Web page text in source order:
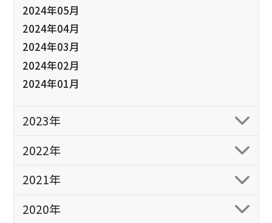
2024年05月
2024年04月
2024年03月
2024年02月
2024年01月
2023年
2022年
2021年
2020年